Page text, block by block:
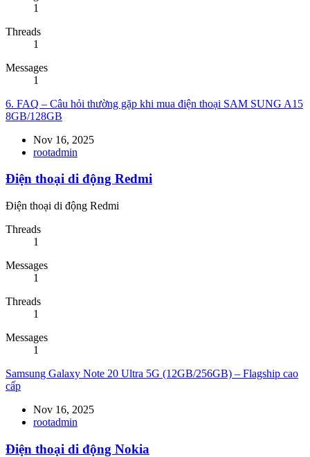
1
Threads
1
Messages
1
6. FAQ – Câu hỏi thường gặp khi mua điện thoại SAM SUNG A15
8GB/128GB
Nov 16, 2025
rootadmin
Điện thoại di động Redmi
Điện thoại di động Redmi
Threads
1
Messages
1
Threads
1
Messages
1
Samsung Galaxy Note 20 Ultra 5G (12GB/256GB) – Flagship cao
cấp
Nov 16, 2025
rootadmin
Điện thoại di động Nokia